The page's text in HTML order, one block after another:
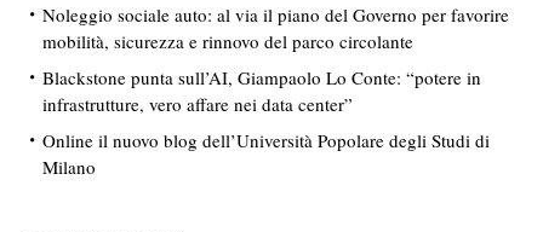
Noleggio sociale auto: al via il piano del Governo per favorire
mobilità, sicurezza e rinnovo del parco circolante
Blackstone punta sull’AI, Giampaolo Lo Conte: “potere in
infrastrutture, vero affare nei data center”
Online il nuovo blog dell’Università Popolare degli Studi di
Milano